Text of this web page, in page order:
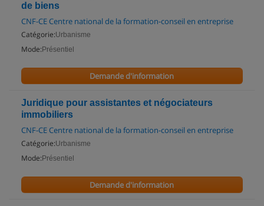
de biens
CNF-CE Centre national de la formation-conseil en entreprise
Catégorie:Urbanisme
Mode: Présentiel
Demande d'information
Juridique pour assistantes et négociateurs
immobiliers
CNF-CE Centre national de la formation-conseil en entreprise
Catégorie:Urbanisme
Mode: Présentiel
Demande d'information